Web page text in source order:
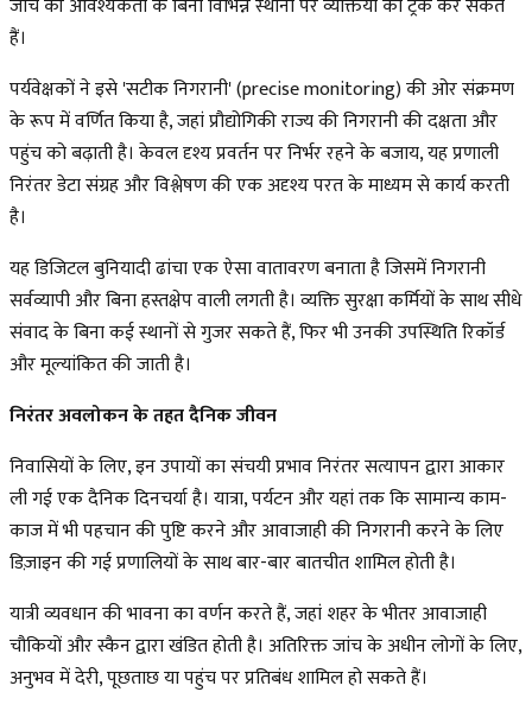
हैं।
पर्यवेक्षकों ने इसे 'सटीक निगरानी' (precise monitoring) की ओर संक्रमण
के रूप में वर्णित किया है, जहां प्रौद्योगिकी राज्य की निगरानी की दक्षता और
पहुंच को बढ़ाती है। केवल दृश्य प्रवर्तन पर निर्भर रहने के बजाय, यह प्रणाली
निरंतर डेटा संग्रह और विश्लेषण की एक अदृश्य परत के माध्यम से कार्य करती
है।
यह डिजिटल बुनियादी ढांचा एक ऐसा वातावरण बनाता है जिसमें निगरानी
सर्वव्यापी और बिना हस्तक्षेप वाली लगती है। व्यक्ति सुरक्षा कर्मियों के साथ सीधे
संवाद के बिना कई स्थानों से गुजर सकते हैं, फिर भी उनकी उपस्थिति रिकॉर्ड
और मूल्यांकित की जाती है।
निरंतर अवलोकन के तहत दैनिक जीवन
निवासियों के लिए, इन उपायों का संचयी प्रभाव निरंतर सत्यापन द्वारा आकार
ली गई एक दैनिक दिनचर्या है। यात्रा, पर्यटन और यहां तक कि सामान्य काम-
काज में भी पहचान की पुष्टि करने और आवाजाही की निगरानी करने के लिए
डिज़ाइन की गई प्रणालियों के साथ बार-बार बातचीत शामिल होती है।
यात्री व्यवधान की भावना का वर्णन करते हैं, जहां शहर के भीतर आवाजाही
चौकियों और स्कैन द्वारा खंडित होती है। अतिरिक्त जांच के अधीन लोगों के लिए,
अनुभव में देरी, पूछताछ या पहुंच पर प्रतिबंध शामिल हो सकते हैं।